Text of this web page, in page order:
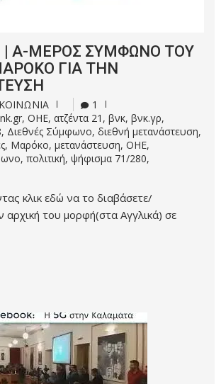
| Α-ΜΕΡΟΣ ΣΥΜΦΩΝΟ ΤΟΥ
ΓΙΑ ΤΗΝ
ΚΟΙΝΩΝΙΑ
1
,OHE,ατζέντα 21 ,βνκ,βνκ.γρ,
, Διεθνές Σύμφωνο,διεθνή μετανάστευση,
, Μαρόκο,μετανάστευση,ΟΗΕ,
,πολιτική,ψήφισμα 71/280,
κλικ εδώ να το διαβάσετε/
αρχική του μορφή(στα Αγγλικά) σε